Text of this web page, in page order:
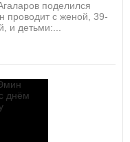
поделился
проводит с женой, 39-
и детьми:...